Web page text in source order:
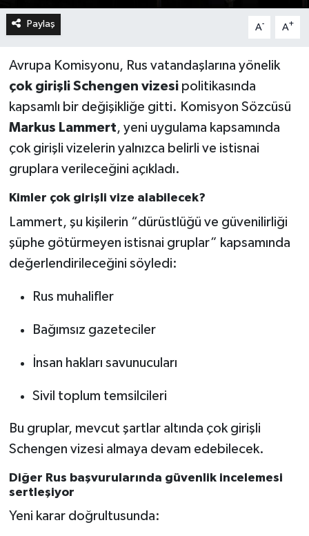
Paylaş A- A+
Avrupa Komisyonu, Rus vatandaşlarına yönelik
çok girişli Schengen vizesipolitikasında
kapsamlı bir değişikliğe gitti. Komisyon Sözcüsü
Markus Lammert, yeni uygulama kapsamında
çok girişli vizelerin yalnızca belirli ve istisnai
gruplara verileceğini açıkladı.
Kimler çok girişli vize alabilecek?
Lammert, şu kişilerin “dürüstlüğü ve güvenilirliği
şüphe götürmeyen istisnai gruplar” kapsamında
değerlendirileceğini söyledi:
Rus muhalifler
Bağımsız gazeteciler
İnsan hakları savunucuları
Sivil toplum temsilcileri
Bu gruplar, mevcut şartlar altında çok girişli
Schengen vizesi almaya devam edebilecek.
Diğer Rus başvurularında güvenlik incelemesi
sertleşiyor
Yeni karar doğrultusunda: